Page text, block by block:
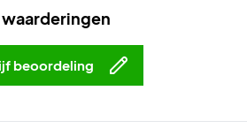
beoordeling